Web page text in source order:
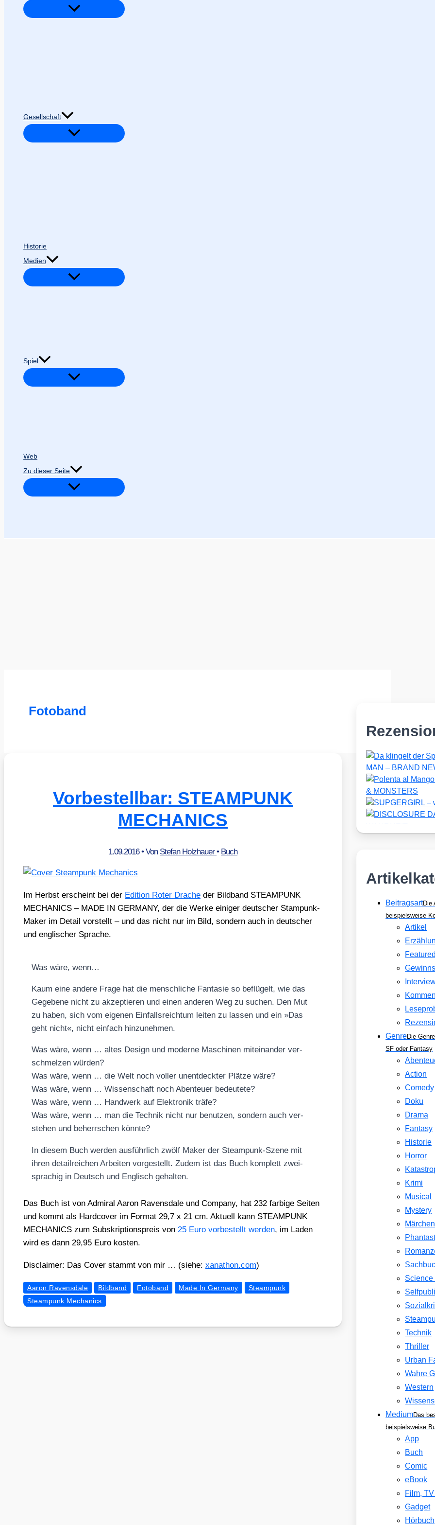
Gesellschaft
Historie
Medien
Spiel
Web
Zu dieser Seite
Fotoband
Vorbestellbar: STEAMPUNK
MECHANICS
1.09.2016• Von Stefan Holzhauer• Buch
Im Herbst erscheint bei der Edi­ti­on Roter Dra­che der Bild­band STEAMPUNK
MECHANICS – MADE IN GERMANY, der die Wer­ke eini­ger deut­scher Stam­punk-
Maker im Detail vor­stellt – und das nicht nur im Bild, son­dern auch in deut­scher
und eng­li­scher Spra­che.
Was wäre, wenn…
Kaum eine ande­re Fra­ge hat die mensch­li­che Fan­ta­sie so beflü­gelt, wie das
Gege­be­ne nicht zu akzep­tie­ren und einen ande­ren Weg zu suchen. Den Mut
zu haben, sich vom eige­nen Ein­falls­reich­tum lei­ten zu las­sen und ein »Das
geht nicht«, nicht ein­fach hin­zu­neh­men.
Was wäre, wenn … altes Design und moder­ne Maschi­nen mit­ein­an­der ver­
schmel­zen wür­den?
Was wäre, wenn … die Welt noch vol­ler unent­deck­ter Plät­ze wäre?
Was wäre, wenn … Wis­sen­schaft noch Aben­teu­er bedeu­te­te?
Was wäre, wenn … Hand­werk auf Elek­tro­nik trä­fe?
Was wäre, wenn … man die Tech­nik nicht nur benut­zen, son­dern auch ver­
ste­hen und beherr­schen könn­te?
In die­sem Buch wer­den aus­führ­lich zwölf Maker der Steam­punk-Sze­ne mit
ihren detail­rei­chen Arbei­ten vor­ge­stellt. Zudem ist das Buch kom­plett zwei­
spra­chig in Deutsch und Eng­lisch gehal­ten.
Das Buch ist von Admi­ral Aaron Ravens­da­le und Com­pa­ny, hat 232 far­bi­ge Sei­ten
und kommt als Hard­co­ver im For­mat 29,7 x 21 cm. Aktu­ell kann STEAMPUNK
MECHANICS zum Sub­skrip­ti­ons­preis von 25 Euro vor­be­stellt wer­den, im Laden
wird es dann 29,95 Euro kos­ten.
Dis­clai­mer: Das Cover stammt von mir … (sie­he: xan​athon​.com)
Aaron Ravensdale Bildband Fotoband Made In Germany
Steampunk
Steampunk Mechanics
BeitragsartDie
beispielsweise
Artikel
GenreDie
SF oder Fantasy
Action
Comedy
Doku
Drama
Fantasy
Historie
Horror
Krimi
Musical
Mystery
Märchen
Science
Technik
Thriller
Urban
Wahre
Western
MediumDas
beispielsweise
App
Buch
Comic
eBook
Film,
Gadget
Hörbuch